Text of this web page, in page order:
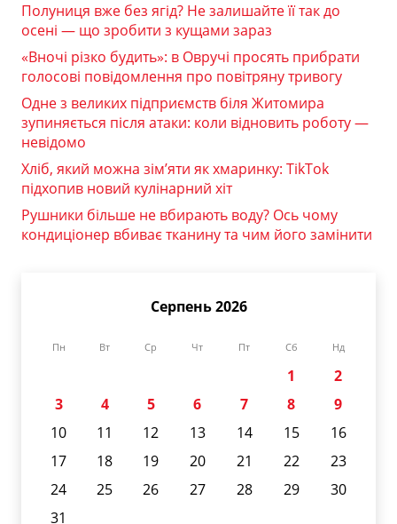
Полуниця вже без ягід? Не залишайте її так до
осені — що зробити з кущами зараз
«Вночі різко будить»: в Овручі просять прибрати
голосові повідомлення про повітряну тривогу
Одне з великих підприємств біля Житомира
зупиняється після атаки: коли відновить роботу —
невідомо
Хліб, який можна зім’яти як хмаринку: TikTok
підхопив новий кулінарний хіт
Рушники більше не вбирають воду? Ось чому
кондиціонер вбиває тканину та чим його замінити
Серпень 2026
Пн Вт Ср Чт Пт Сб Нд
1
2
3
4 5 6 7 8
9
10
11 12 13 14 15
16
17
18 19 20 21 22
23
24
25 26 27 28 29
30
31